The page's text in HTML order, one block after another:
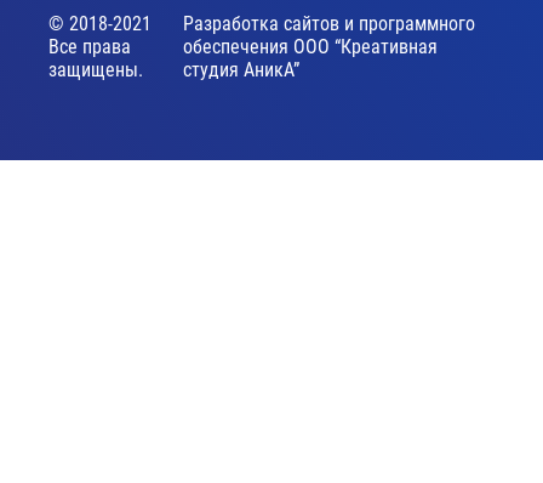
© 2018-2021
Все права
защищены.
Разработка сайтов и программного
обеспечения ООО “Креативная
студия АникА”